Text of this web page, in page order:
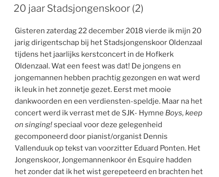
OP
20 jaar Stadsjongenskoor (2)
Gisteren zaterdag 22 december 2018 vierde ik mijn 20
jarig dirigentschap bij het Stadsjongenskoor Oldenzaal
tijdens het jaarlijks kerstconcert in de Hofkerk
Oldenzaal. Wat een feest was dat! De jongens en
jongemannen hebben prachtig gezongen en wat werd
ik leuk in het zonnetje gezet. Eerst met mooie
dankwoorden en een verdiensten-speldje. Maar na het
concert werd ik verrast met de SJK- Hymne Boys, keep
on singing!speciaal voor deze gelegenheid
gecomponeerd door pianist/organist Dennis
Vallenduuk op tekst van voorzitter Eduard Ponten. Het
Jongenskoor, Jongemannenkoor én Esquire hadden
het zonder dat ik het wist gerepeteerd en brachten het